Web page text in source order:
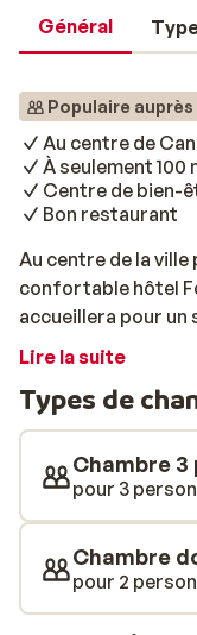
Général
Populaire
Au centre de
À seulement 100
Centre de bien-
Bon restaurant
Au centre de la
confortable hôtel
accueillera pour un
d'Argent Canillo se
accéder aux pistes
vous accéderez
commerçant. Vous
chambres,
d'une salle de
belles nuits
sur les pistes de
bonne journée,
Lire la suite
Types de
Chambre
pour 3
Chambre
pour 2